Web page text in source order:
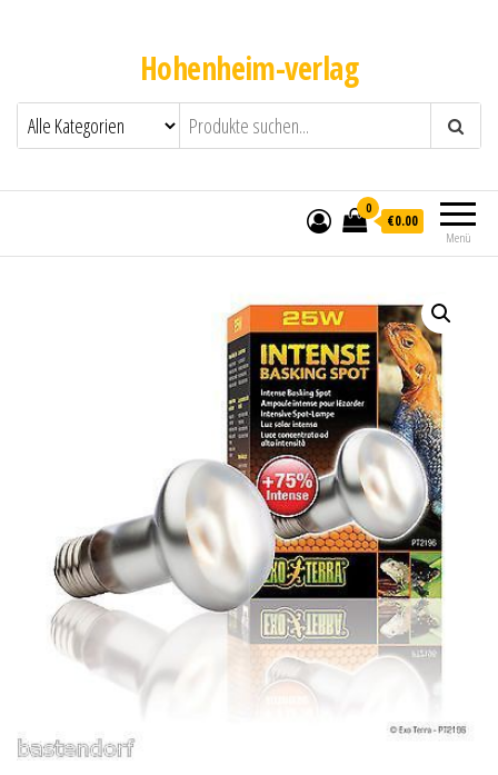
Hohenheim-verlag
Menü
0
€0.00